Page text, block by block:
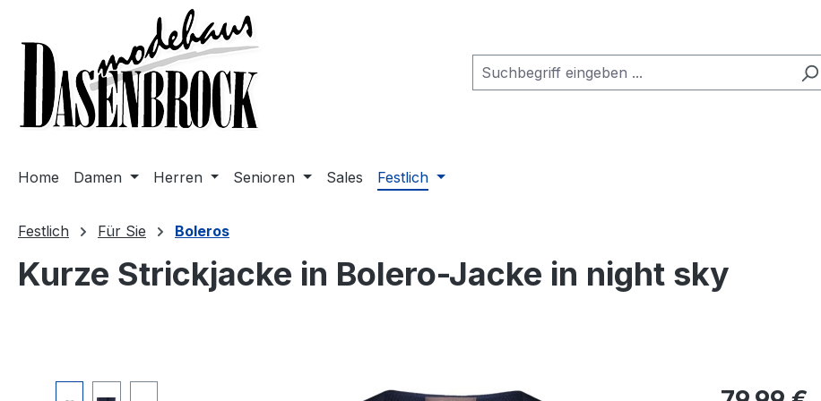
Hauptinhalt springen
Zur Hauptnavigation springen
Home Damen Herren Senioren Sales Festlich
Festlich Für Sie Boleros
Kurze Strickjacke in Bolero-Jacke in night sky
Regulärer Preis: